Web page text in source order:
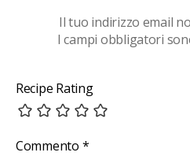
Il tuo indirizzo email
I campi obbligatori
Recipe Rating
Commento *